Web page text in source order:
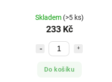
Skladem (>5 ks)
233 Kč
Do košíku